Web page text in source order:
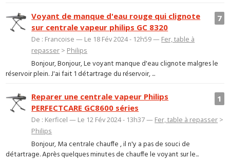
7
Voyant de manque d'eau rouge qui clignote
sur centrale vapeur philips GC 8320
De : Francoise — Le 18 Fév 2024 - 12h59 — Fer, table à
repasser > Philips
Bonjour, Bonjour, Le voyant manque d'eau clignote malgres le
réservoir plein. J'ai fait 1 détartrage du réservoir, ...
1
Reparer une centrale vapeur Philips
PERFECTCARE GC8600 séries
De : Kerficel — Le 12 Fév 2024 - 13h37 — Fer, table à repasser >
Philips
Bonjour, Ma centrale chauffe , il n'y a pas de souci de
détartrage. Après quelques minutes de chauffe le voyant sur le...